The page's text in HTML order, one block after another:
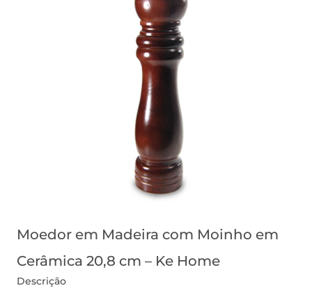
Moedor em Madeira com Moinho em
Cerâmica 20,8 cm – Ke Home
Descrição